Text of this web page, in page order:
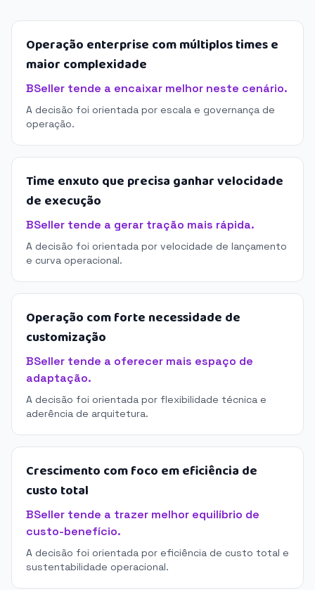
Operação enterprise com múltiplos times e
maior complexidade
BSeller tende a encaixar melhor neste cenário.
A decisão foi orientada por escala e governança de
operação.
Time enxuto que precisa ganhar velocidade
de execução
BSeller tende a gerar tração mais rápida.
A decisão foi orientada por velocidade de lançamento
e curva operacional.
Operação com forte necessidade de
customização
BSeller tende a oferecer mais espaço de
adaptação.
A decisão foi orientada por flexibilidade técnica e
aderência de arquitetura.
Crescimento com foco em eficiência de
custo total
BSeller tende a trazer melhor equilíbrio de
custo-benefício.
A decisão foi orientada por eficiência de custo total e
sustentabilidade operacional.